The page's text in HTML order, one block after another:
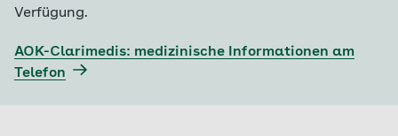
Verfügung.
AOK-Clarimedis: medizinische Informationen am
Telefon